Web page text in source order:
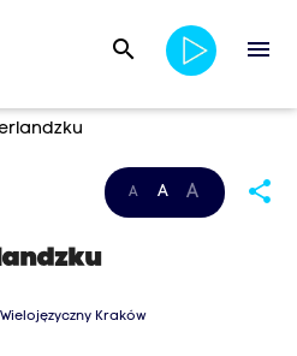
search menu
A A A share
Wielojęzyczny Kraków